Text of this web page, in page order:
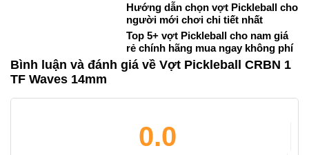
Hướng dẫn chọn vợt Pickleball cho
người mới chơi chi tiết nhất
Top 5+ vợt Pickleball cho nam giá
rẻ chính hãng mua ngay không phí
Bình luận và đánh giá về Vợt Pickleball CRBN 1
TF Waves 14mm
0.0